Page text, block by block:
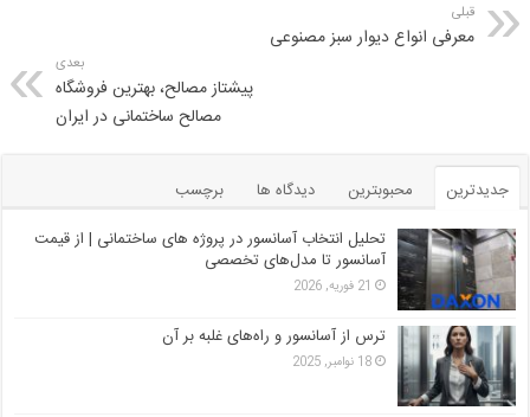
قبلی
معرفی انواع دیوار سبز مصنوعی
بعدی
پیشتاز مصالح، بهترین فروشگاه
مصالح ساختمانی در ایران
جدیدترین محبوبترین دیدگاه ها
برچسب
تحلیل انتخاب آسانسور در پروژه‌ های ساختمانی | از قیمت
آسانسور تا مدل‌های تخصصی
21 فوریه, 2026
ترس از آسانسور و راه‌های غلبه بر آن
18 نوامبر, 2025